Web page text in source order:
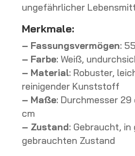
ungefährlicher
Merkmale:
– Fassungsvermögen:
– Farbe: Weiß,
– Material: Robuster,
reinigender Kunststoff
– Maße: Durchmesser 29
cm
– Zustand: Gebraucht, in
gebrauchten Zustand